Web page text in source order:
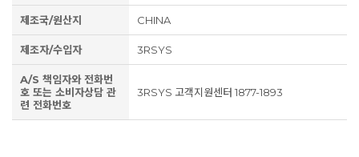
제조국/원산지 CHINA
제조자/수입자 3RSYS
A/S 책임자와 전화번
호 또는 소비자상담 관
련 전화번호
3RSYS 고객지원센터 1877-1893